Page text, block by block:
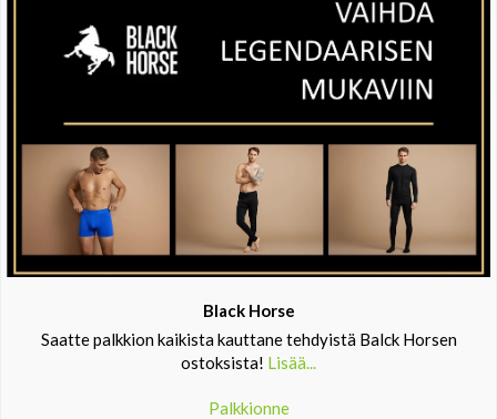
Black Horse
Saatte palkkion kaikista kauttane tehdyistä Balck Horsen
ostoksista! Lisää...
Palkkionne